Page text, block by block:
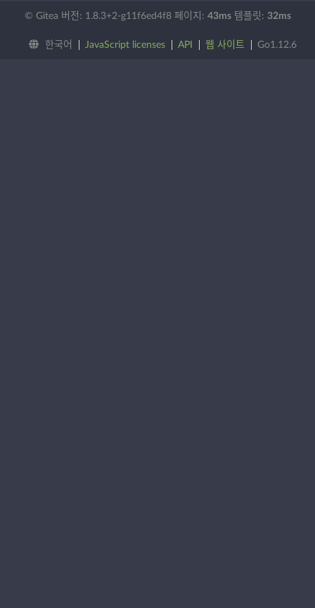
© Gitea 버전: 1.8.3+2-g11f6ed4f8 페이지: 43ms템플릿: 32ms
한국어 JavaScript licenses API 웹 사이트 Go1.12.6